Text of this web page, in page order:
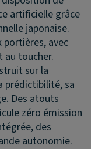
artificielle grâce
japonaise.
portières, avec
au toucher.
sur la
prédictibilité, sa
Des atouts
zéro émission
des
autonomie.